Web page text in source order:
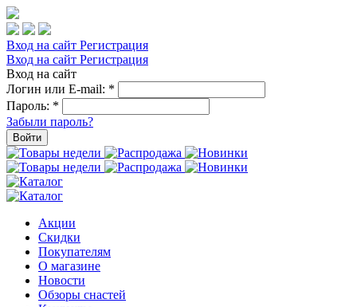
Вход на сайт Регистрация
Вход на сайт Регистрация
Вход на сайт
Логин или E-mail: *
Пароль: *
Забыли пароль?
Войти
Акции
Скидки
Покупателям
О магазине
Новости
Обзоры снастей